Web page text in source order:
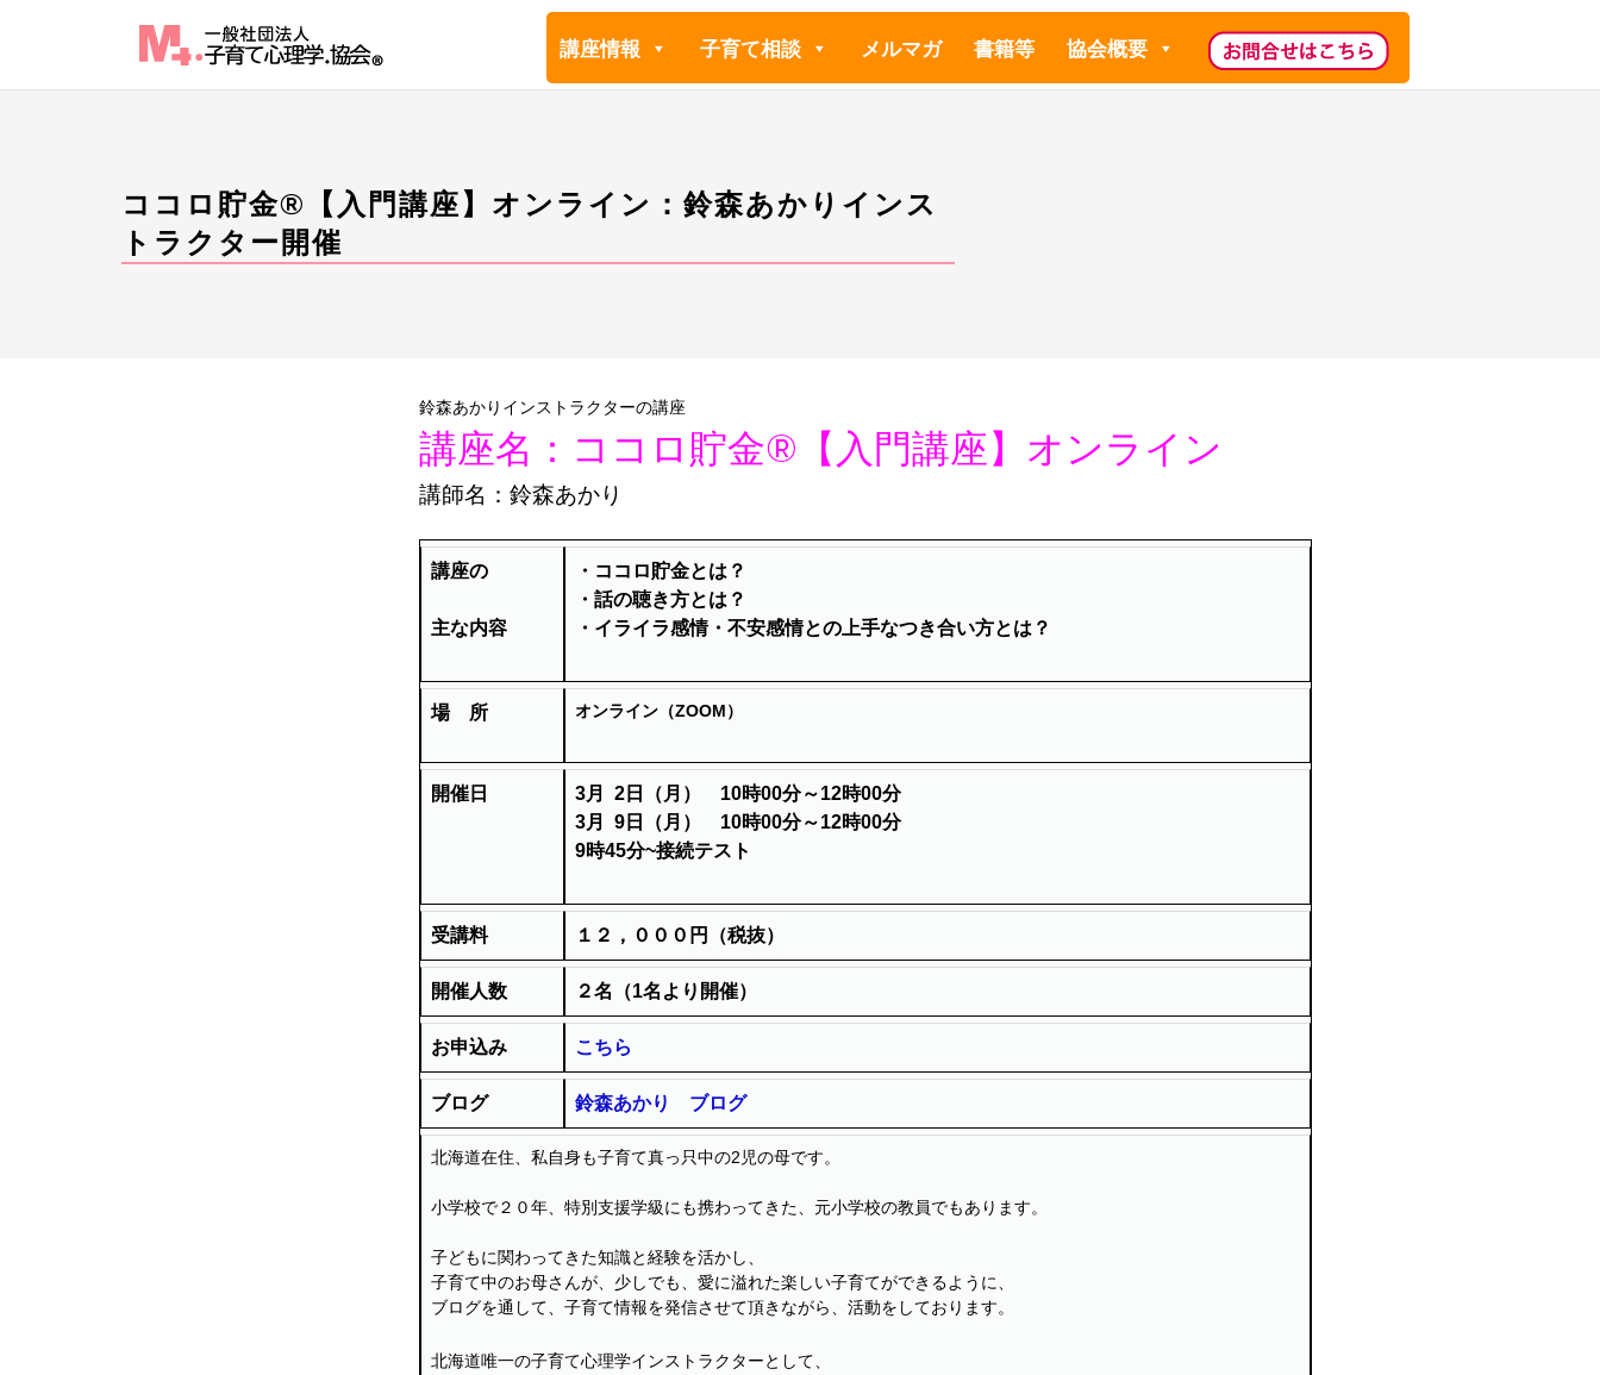
講座情報 子育て相談 メルマガ 書籍等 協会概要
ココロ貯金®︎【入門講座】オンライン：鈴森あかりインス
トラクター開催
鈴森あかりインストラクターの講座
講座名：ココロ貯金®︎【入門講座】オンライン
講師名：鈴森あかり
講座の
主な内容
・ココロ貯金とは？
・話の聴き方とは？
・イライラ感情・不安感情との上手なつき合い方とは？
場 所 オンライン（ZOOM）
開催日
3月 2日（月） 10時00分～12時00分
3月 9日（月） 10時00分～12時00分
9時45分~接続テスト
受講料 １２，０００円（税抜）
開催人数 ２名（1名より開催）
お申込み こちら
ブログ 鈴森あかり ブログ
北海道在住、私自身も子育て真っ只中の2児の母です。
小学校で２０年、特別支援学級にも携わってきた、元小学校の教員でもあります。
子どもに関わってきた知識と経験を活かし、
子育て中のお母さんが、少しでも、愛に溢れた楽しい子育てができるように、
ブログを通して、子育て情報を発信させて頂きながら、活動をしております。
北海道唯一の子育て心理学インストラクターとして、